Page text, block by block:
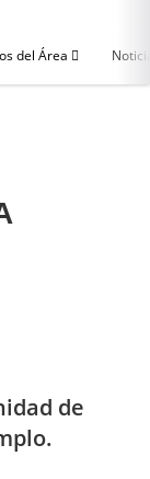
del Área
de